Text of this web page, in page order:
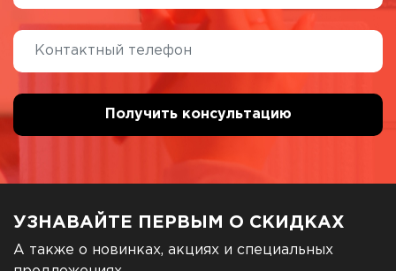
УЗНАВАЙТЕ ПЕРВЫМ О СКИДКАХ
А также о новинках, акциях и специальных